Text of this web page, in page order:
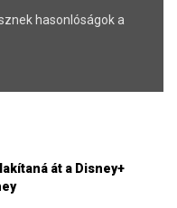
hasonlóságok a
át a Disney+